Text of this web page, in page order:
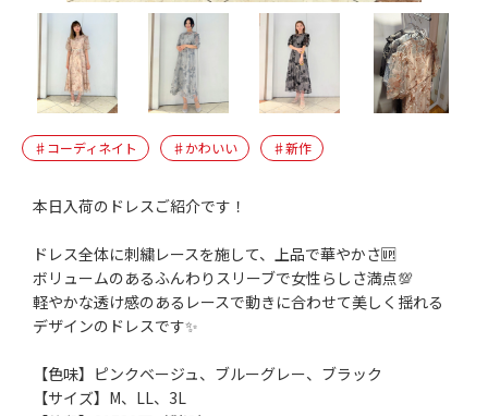
♯コーディネイト ♯かわいい ♯新作
本日入荷のドレスご紹介です！
ドレス全体に刺繍レースを施して、上品で華やかさ🆙
ボリュームのあるふんわりスリーブで女性らしさ満点💯
軽やかな透け感のあるレースで動きに合わせて美しく揺れる
デザインのドレスです✨
【色味】ピンクベージュ、ブルーグレー、ブラック
【サイズ】M、LL、3L